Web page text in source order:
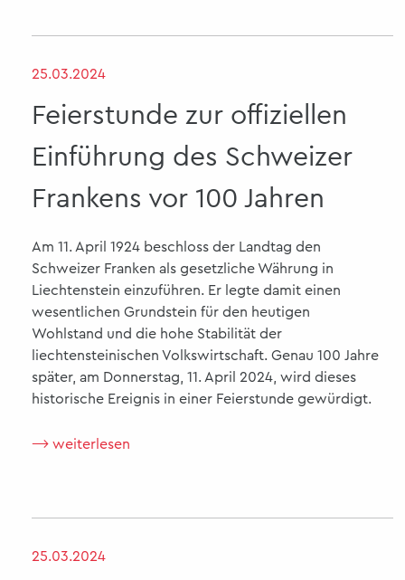
25.03.2024
Feierstunde zur offiziellen
Einführung des Schweizer
Frankens vor 100 Jahren
Am 11. April 1924 beschloss der Landtag den
Schweizer Franken als gesetzliche Währung in
Liechtenstein einzuführen. Er legte damit einen
wesentlichen Grundstein für den heutigen
Wohlstand und die hohe Stabilität der
liechtensteinischen Volkswirtschaft. Genau 100 Jahre
später, am Donnerstag, 11. April 2024, wird dieses
historische Ereignis in einer Feierstunde gewürdigt.
⟶ weiterlesen
25.03.2024